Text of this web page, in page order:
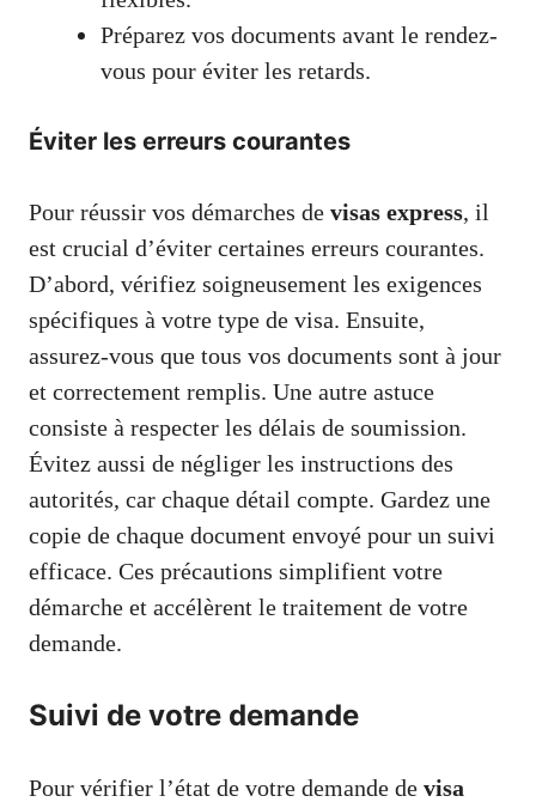
Préparez vos documents avant le rendez-
vous pour éviter les retards.
Éviter les erreurs courantes
Pour réussir vos démarches de visas express, il
est crucial d’éviter certaines erreurs courantes.
D’abord, vérifiez soigneusement les exigences
spécifiques à votre type de visa. Ensuite,
assurez-vous que tous vos documents sont à jour
et correctement remplis. Une autre astuce
consiste à respecter les délais de soumission.
Évitez aussi de négliger les instructions des
autorités, car chaque détail compte. Gardez une
copie de chaque document envoyé pour un suivi
efficace. Ces précautions simplifient votre
démarche et accélèrent le traitement de votre
demande.
Suivi de votre demande
Pour vérifier l’état de votre demande de visa